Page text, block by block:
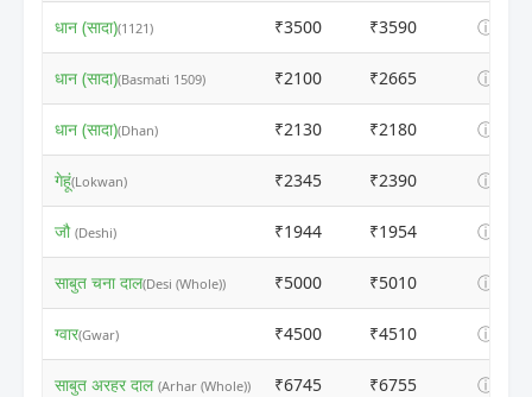
धान (सादा)(1121) ₹3500 ₹3590 ⓘ
धान (सादा)(Basmati 1509) ₹2100 ₹2665 ⓘ
धान (सादा)(Dhan) ₹2130 ₹2180 ⓘ
गेहूं(Lokwan) ₹2345 ₹2390 ⓘ
जौ (Deshi) ₹1944 ₹1954 ⓘ
साबुत चना दाल(Desi (Whole)) ₹5000 ₹5010 ⓘ
ग्वार(Gwar) ₹4500 ₹4510 ⓘ
साबुत अरहर दाल (Arhar (Whole)) ₹6745 ₹6755 ⓘ